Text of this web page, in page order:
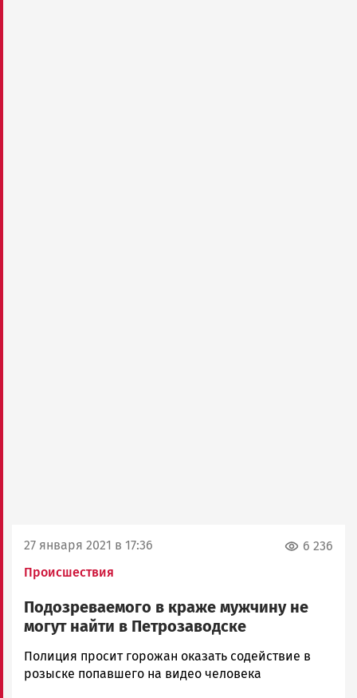
27 января 2021 в 17:36
Происшествия
6 236
Подозреваемого в краже мужчину не
могут найти в Петрозаводске
Корректор
Новости
Полиция просит горожан оказать содействие в
розыске попавшего на видео человека